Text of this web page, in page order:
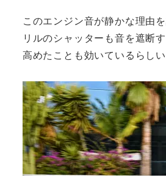
このエンジン音が静かな理由
リルのシャッターも音を遮断
高めたことも効いているらしい